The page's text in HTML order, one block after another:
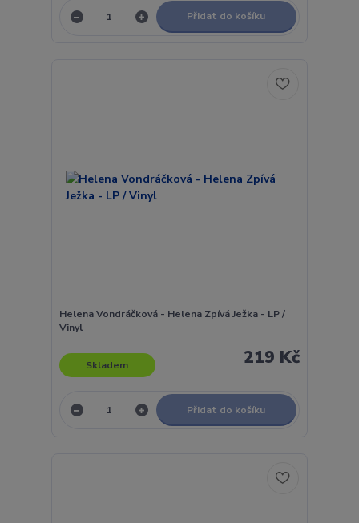
Přidat do košíku
Helena Vondráčková - Helena Zpívá Ježka - LP /
Vinyl
219 Kč
Skladem
Přidat do košíku